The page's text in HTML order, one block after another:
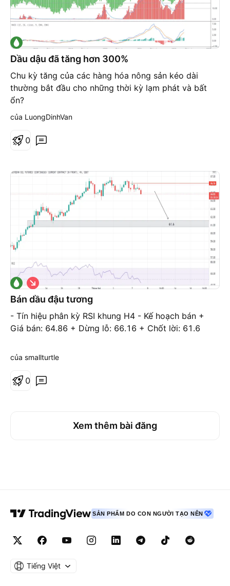
Dầu dậu đã tăng hơn 300%
Chu kỳ tăng của các hàng hóa nông sản kéo dài
thường bắt đầu cho những thời kỳ lạm phát và bất
ổn?
của LuongDinhVan
0
Bán dầu đậu tương
- Tín hiệu phân kỳ RSI khung H4 - Kế hoạch bán +
Giá bán: 64.86 + Dừng lỗ: 66.16 + Chốt lời: 61.6
G
i
á
x
u
ố
n
của smallturtle
0
Xem thêm bài đăng
SẢN PHẨM DO CON NGƯỜI TẠO NÊN
Tiếng Việt